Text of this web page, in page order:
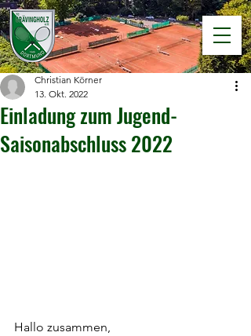
Einladung zum Jugend-
Saisonabschluss 2022
Christian Körner
13. Okt. 2022
Hallo zusammen,